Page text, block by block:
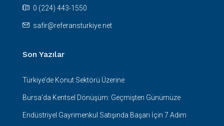
0 (224) 443-1550
safir@referansturkiye.net
Son Yazılar
Türkiye’de Konut Sektörü Üzerine
Bursa’da Kentsel Dönüşüm: Geçmişten Günümüze
Endüstriyel Gayrimenkul Satışında Başarı İçin 7 Adım